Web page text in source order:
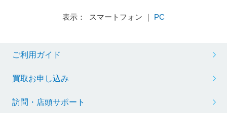
表示： スマートフォン ｜ PC
ご利用ガイド
買取お申し込み
訪問・店頭サポート